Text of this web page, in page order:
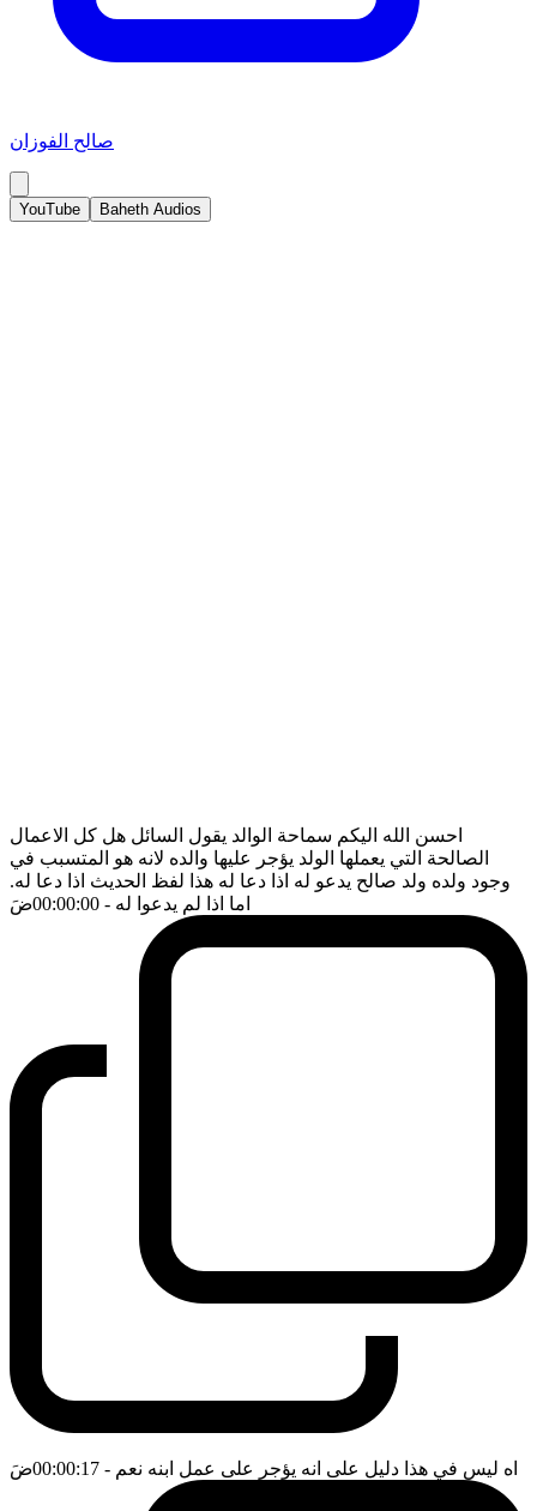
صالح الفوزان
YouTube Baheth Audios
احسن الله اليكم سماحة الوالد يقول السائل هل كل الاعمال
الصالحة التي يعملها الولد يؤجر عليها والده لانه هو المتسبب في
وجود ولده ولد صالح يدعو له اذا دعا له هذا لفظ الحديث اذا دعا له.
اما اذا لم يدعوا له - 00:00:00 ضَ
اه ليس في هذا دليل على انه يؤجر على عمل ابنه نعم - 00:00:17 ضَ